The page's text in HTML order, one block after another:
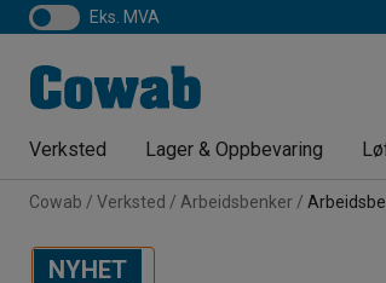
eks. MVA
Verksted Lager & Oppbevaring
Cowab Verksted Arbeidsbenker
NYHET